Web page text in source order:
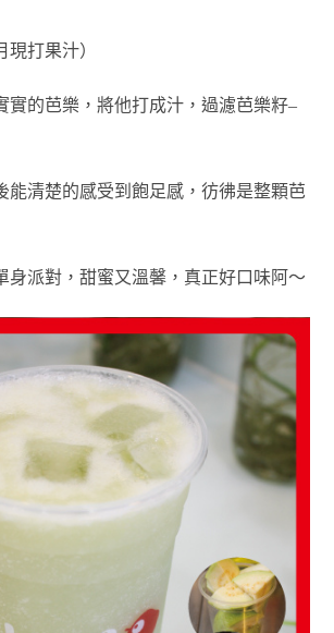
打果汁）
實的芭樂，將他打成汁，過濾芭樂籽–
能清楚的感受到飽足感，彷彿是整顆芭
身派對，甜蜜又溫馨，真正好口味阿～